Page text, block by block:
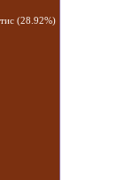
(28.92%)